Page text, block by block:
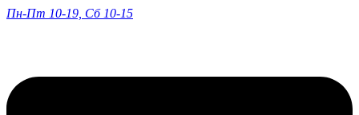
Пн-Пт 10-19, Сб 10-15